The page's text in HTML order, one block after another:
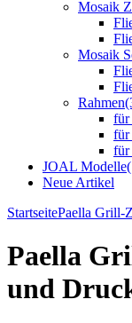
Mosaik
Mosaik
Rahmen
für
für
für
JOAL Modelle
Neue Artikel
StartseitePaella Grill-
Paella
und